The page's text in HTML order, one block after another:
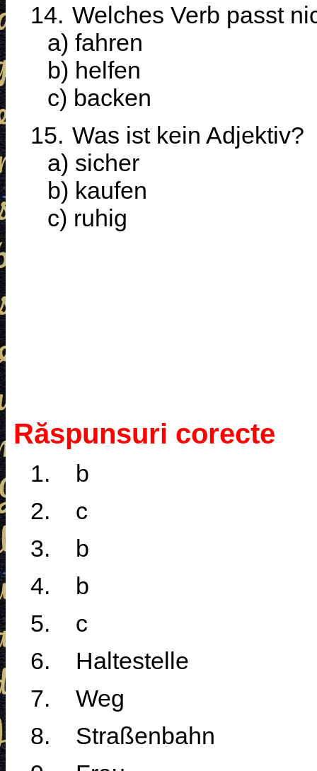
14. Welches Verb passt
a) fahren
b) helfen
c) backen
15. Was ist kein Adjektiv?
a) sicher
b) kaufen
c) ruhig
Răspunsuri corecte
1.
b
2.
c
3.
b
4.
b
5.
c
6.
Haltestelle
7.
Weg
8.
Straßenbahn